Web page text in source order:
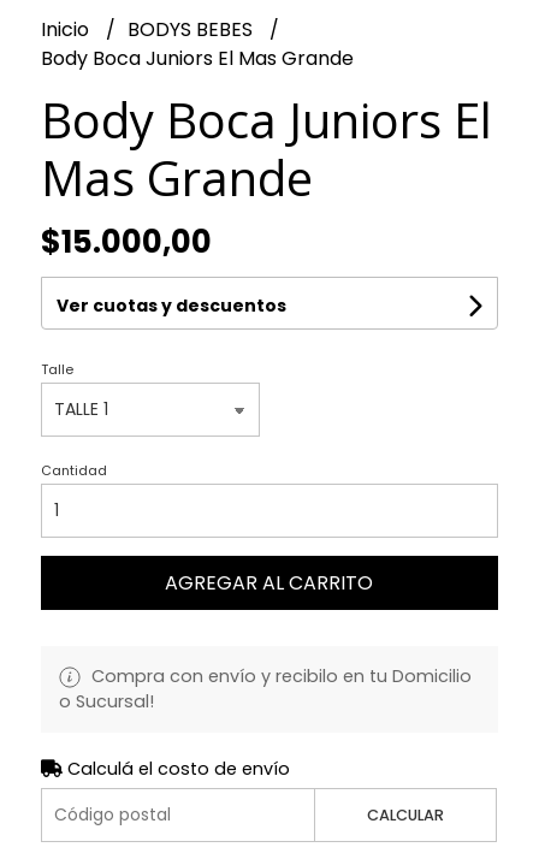
Inicio
BODYS BEBES
Body Boca Juniors El Mas Grande
Body Boca Juniors El
Mas Grande
$15.000,00
Ver cuotas y descuentos
Talle
Cantidad
AGREGAR AL CARRITO
Compra con envío y recibilo en tu Domicilio
o Sucursal!
Calculá el costo de envío
CALCULAR